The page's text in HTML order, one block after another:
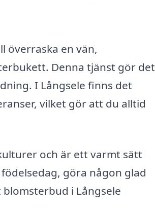
överraska en vän,
Denna tjänst gör det
I Långsele finns det
vilket gör att du alltid
och är ett varmt sätt
göra någon glad
i Långsele